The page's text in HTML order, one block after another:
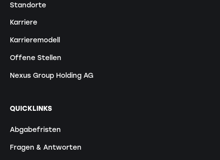
Standorte
Karriere
Karrieremodell
Offene Stellen
Nexus Group Holding AG
QUICKLINKS
Abgabefristen
Fragen & Antworten